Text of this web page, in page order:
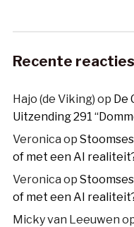
Recente reacties
Hajo (de Viking) op De
Uitzending 291
Veronica op
of met een AI
Veronica op
of met een AI
Micky van Leeuwen